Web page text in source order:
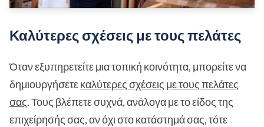
Καλύτερες σχέσεις με τους πελάτες
Όταν εξυπηρετείτε μια τοπική κοινότητα, μπορείτε να
δημιουργήσετεκαλύτερες σχέσεις με τους πελάτες
σας. Τους βλέπετε συχνά, ανάλογα με το είδος της
επιχείρησής σας, αν όχι στο κατάστημά σας, τότε